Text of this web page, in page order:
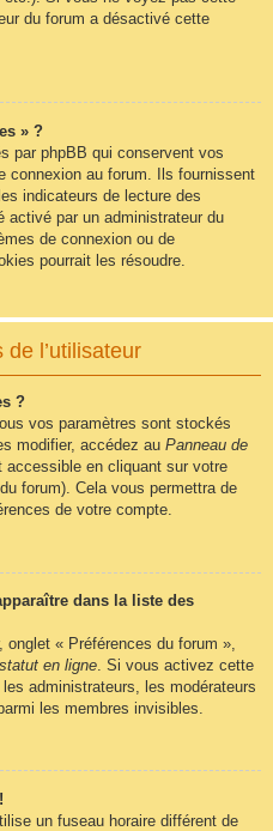
du forum a désactivé cette
» ?
par phpBB qui conservent vos
connexion au forum. Ils fournissent
indicateurs de lecture des
activé par un administrateur du
de connexion ou de
pourrait les résoudre.
l’utilisateur
?
vos paramètres sont stockés
modifier, accédez au Panneau de
en cliquant sur votre
forum). Cela vous permettra de
de votre compte.
dans la liste des
onglet « Préférences du forum »,
en ligne . Si vous activez cette
administrateurs, les modérateurs
les membres invisibles.
un fuseau horaire différent de